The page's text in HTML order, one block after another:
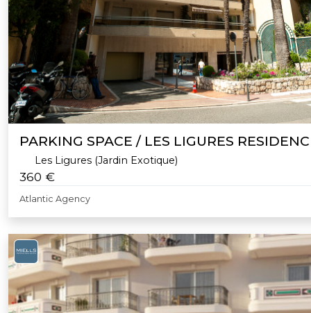
PARKING SPACE / LES LIGURES
Les Ligures (Jardin Exotique)
360 €
Atlantic Agency